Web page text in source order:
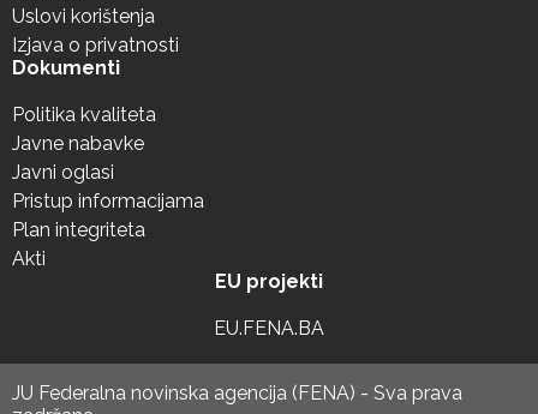
Uslovi korištenja
Izjava o privatnosti
Dokumenti
Politika kvaliteta
Javne nabavke
Javni oglasi
Pristup informacijama
Plan integriteta
Akti
EU projekti
EU.FENA.BA
JU Federalna novinska agencija (FENA) - Sva prava